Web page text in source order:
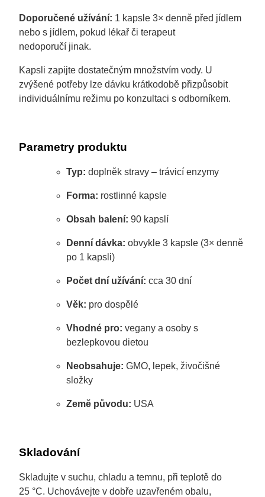
Doporučené užívání: 1 kapsle 3× denně před jídlem
nebo s jídlem, pokud lékař či terapeut
nedoporučí jinak.
Kapsli zapijte dostatečným množstvím vody. U
zvýšené potřeby lze dávku krátkodobě přizpůsobit
individuálnímu režimu po konzultaci s odborníkem.
Parametry produktu
Typ: doplněk stravy – trávicí enzymy
Forma: rostlinné kapsle
Obsah balení: 90 kapslí
Denní dávka: obvykle 3 kapsle (3× denně
po 1 kapsli)
Počet dní užívání: cca 30 dní
Věk: pro dospělé
Vhodné pro: vegany a osoby s
bezlepkovou dietou
Neobsahuje: GMO, lepek, živočišné
složky
Země původu: USA
Skladování
Skladujte v suchu, chladu a temnu, při teplotě do
25 °C. Uchovávejte v dobře uzavřeném obalu,